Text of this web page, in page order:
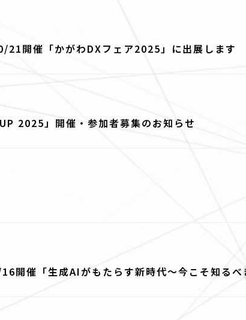
21開催「かがわDXフェア2025」に出展します
2025」開催・参加者募集のお知らせ
開催「生成AIがもたらす新時代～今こそ知る